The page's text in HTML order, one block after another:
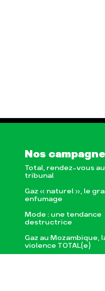
Nos
Total, rendez-vous au
tribunal
Gaz « naturel », le
enfumage
Mode : une tendance
destructrice
Gaz au Mozambique,
violence TOTAL(e)